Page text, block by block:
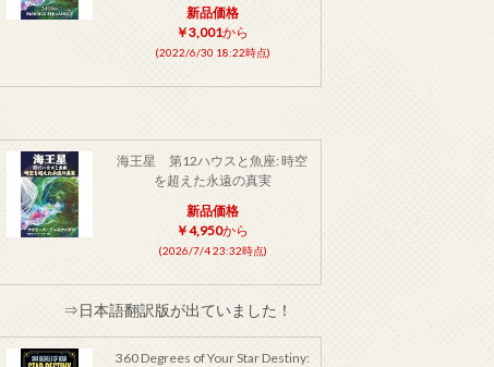
新品価格
￥3,001から
(2022/6/30 18:22時点)
海王星 第12ハウスと魚座: 時空
を超えた永遠の真実
新品価格
￥4,950から
(2026/7/4 23:32時点)
⇒日本語翻訳版が出ていました！
360 Degrees of Your Star Destiny: